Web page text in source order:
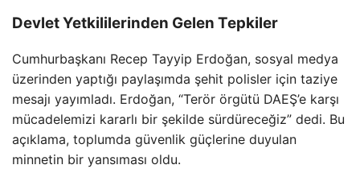
Devlet Yetkililerinden Gelen Tepkiler
Cumhurbaşkanı Recep Tayyip Erdoğan, sosyal medya
üzerinden yaptığı paylaşımda şehit polisler için taziye
mesajı yayımladı. Erdoğan, “Terör örgütü DAEŞ’e karşı
mücadelemizi kararlı bir şekilde sürdüreceğiz” dedi. Bu
açıklama, toplumda güvenlik güçlerine duyulan
minnetin bir yansıması oldu.